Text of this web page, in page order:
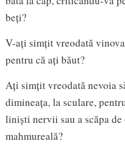
beți?
V-ați simțit vreodată
pentru că ați băut?
Ați simțit vreodată nevoia
dimineața, la sculare,
liniști nervii sau a scăpa de
mahmureală?